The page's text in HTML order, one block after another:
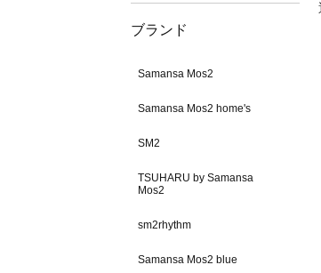
ブランド
Samansa Mos2
Samansa Mos2 home's
SM2
TSUHARU by Samansa
Mos2
sm2rhythm
Samansa Mos2 blue